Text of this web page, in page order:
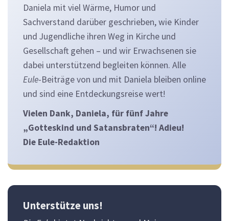
Daniela mit viel Wärme, Humor und
Sachverstand darüber geschrieben, wie Kinder
und Jugendliche ihren Weg in Kirche und
Gesellschaft gehen – und wir Erwachsenen sie
dabei unterstützend begleiten können. Alle
Eule-Beiträge von und mit Daniela bleiben online
und sind eine Entdeckungsreise wert!
Vielen Dank, Daniela, für fünf Jahre
„Gotteskind und Satansbraten“! Adieu!
Die Eule-Redaktion
Unterstütze uns!